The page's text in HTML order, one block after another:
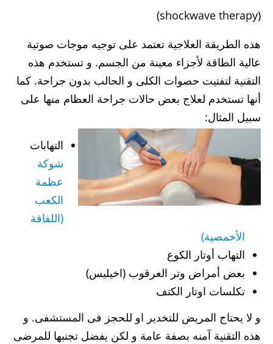
(shockwave therapy)
هذه الطريقة العلاجية تعتمد على توجيه موجات صوتية
عالية الطاقة لأجزاء معينة من الجسم. و تستخدم هذه
التقنية لتفتيت حصوات الكلى و الحالب بدون جراحة. كما
أنها تستخدم لعلاج بعض حالات جراحة العظام منها على
سبيل المثال:
التهابات
شوكة
عظمة
الكعب
(اللفافة
الأخمصية)
التهاب أوتار الكوع
بعض أمراض وتر العرقوب (اخيليس)
تكلسات اوتار الكتف
و لا يحتاج المريض للتخدير او للحجز فى المستشفى. و
هذه التقنية آمنه بصفة عامة و لكن يفضل تجنبها للمرضى